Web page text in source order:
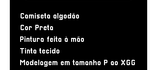
Camiseta algodão
Cor Preta
Pintura feita à mão
Tinta tecido
Modelagem em tamanho P ao XGG